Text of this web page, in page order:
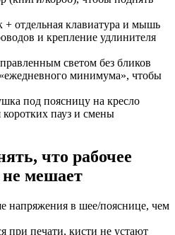
+ отдельная клавиатура и мышь
и крепление удлинителя
светом без бликов
минимума», чтобы
под поясницу на кресло
пауз и смены
что рабочее
не мешает
напряжения в шее/пояснице, чем
при печати, кисти не устают